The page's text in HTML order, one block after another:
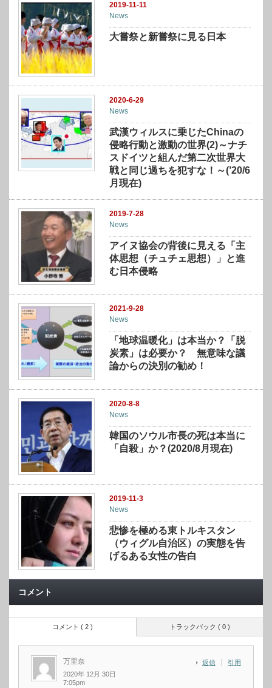
2019-11-11
News
大嘗祭と新嘗祭に見る日本
2020-6-29
News
武漢ウィルスに乗じたChinaの
侵略行動と激動の世界(2)～ナチ
スドイツと組んだ第二次世界大
戦と同じ過ちを犯すな！～(’20/6
月現在)
2019-7-28
News
アイヌ協会の背後に見える「主
体思想（チュチェ思想）」と進
む日本侵略
2021-9-28
News
「地球温暖化」は本当か？「脱
炭素」は必要か？ 無意味な議
論からの決別の勧め！
2020-8-8
News
韓国のソウル市長の死は本当に
「自殺」か？(2020/8月現在)
2019-11-3
News
悲惨を極める東トルキスタン
（ウィグル自治区）の実態を告
げるある女性の告白
コメント
トラックバック ( 0 )
コメント ( 2 )
万里奈
2020年 12月 30日
7:05pm
返信 引用